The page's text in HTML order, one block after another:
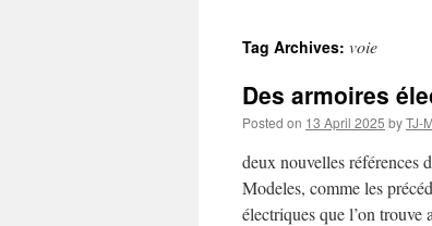
content
Tag Archives: voie
Des armoires
Posted on 13 April 2025 byTJ-
deux nouvelles références
Modeles, comme les
électriques que l’on